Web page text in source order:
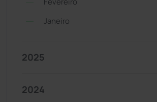
Janeiro
2025
2024